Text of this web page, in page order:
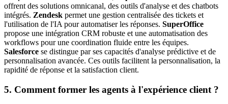
offrent des solutions omnicanal, des outils d'analyse et des chatbots
intégrés. Zendesk permet une gestion centralisée des tickets et
l'utilisation de l'IA pour automatiser les réponses. SuperOffice
propose une intégration CRM robuste et une automatisation des
workflows pour une coordination fluide entre les équipes.
Salesforce se distingue par ses capacités d'analyse prédictive et de
personnalisation avancée. Ces outils facilitent la personnalisation, la
rapidité de réponse et la satisfaction client.
5. Comment former les agents à l'expérience client ?